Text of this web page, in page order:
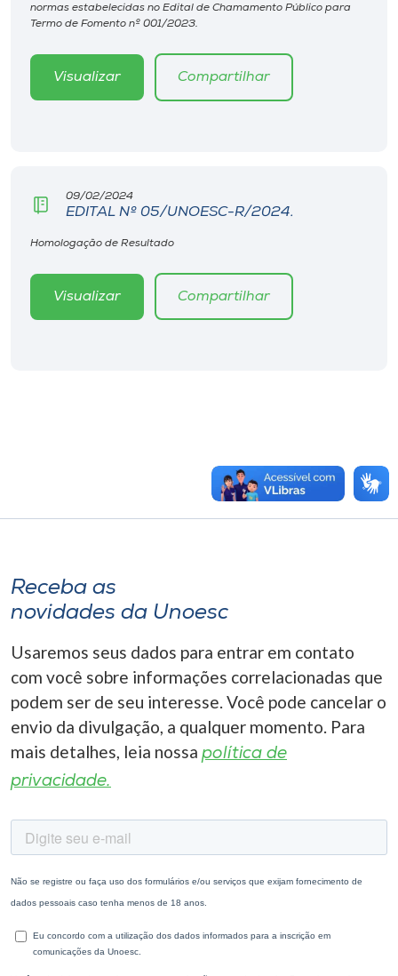
Unoesc
normas estabelecidas no Edital de Chamamento Público para
Termo de Fomento nº 001/2023.
Visualizar Compartilhar
09/02/2024
EDITAL Nº 05/UNOESC-R/2024.
Homologação de Resultado
Visualizar Compartilhar
Receba as
novidades da Unoesc
Usaremos seus dados para entrar em contato
com você sobre informações correlacionadas que
podem ser de seu interesse. Você pode cancelar o
envio da divulgação, a qualquer momento. Para
mais detalhes, leia nossa política de
privacidade.